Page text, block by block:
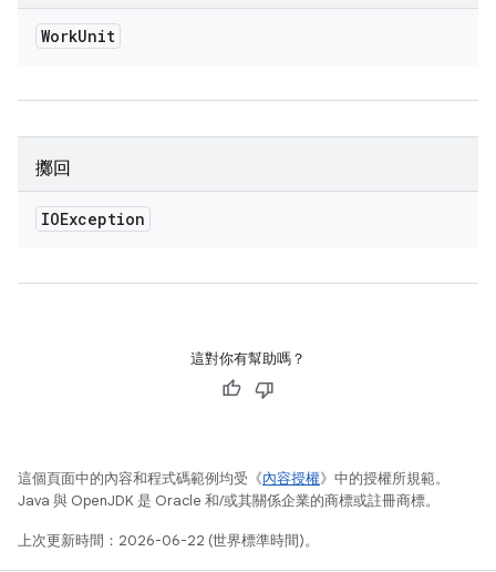
WorkUnit
擲回
IOException
這對你有幫助嗎？
這個頁面中的內容和程式碼範例均受《內容授權》中的授權所規範。
Java 與 OpenJDK 是 Oracle 和/或其關係企業的商標或註冊商標。
上次更新時間：2026-06-22 (世界標準時間)。